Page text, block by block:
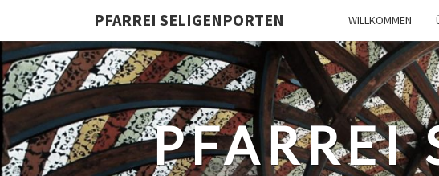
PFARREI SELIGENPORTEN WILLKOMMEN
PFARREI